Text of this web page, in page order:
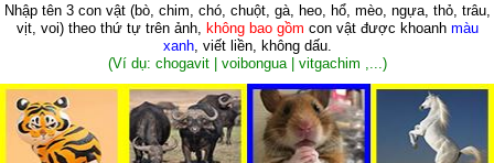
Nhập tên 3 con vật (bò, chim, chó, chuột, gà, heo, hổ, mèo, ngựa, thỏ, trâu,
vịt, voi)theo thứ tự trên ảnh, không bao gồm con vật được khoanh màu
xanh, viết liền, không dấu.
(Ví dụ: chogavit | voibongua | vitgachim ,...)